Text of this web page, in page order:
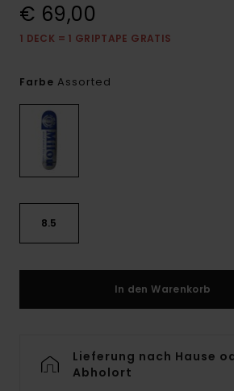
€ 69,00
1 DECK = 1 GRIPTAPE GRATIS
Farbe Assorted
8.5
In den Warenkorb
Lieferung nach Hause
Abholort